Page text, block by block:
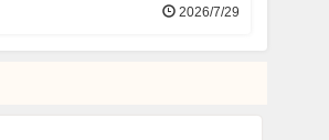
2026/7/29